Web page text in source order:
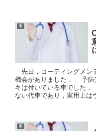
車
先日，コーティングメン
機会がありました． 予防
キは付いている車でした
ない代車であり，実用上は
車